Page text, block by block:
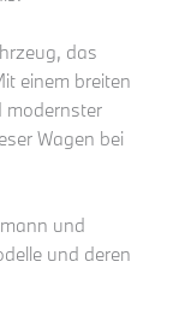
das
einem breiten
Wagen bei
und
und deren